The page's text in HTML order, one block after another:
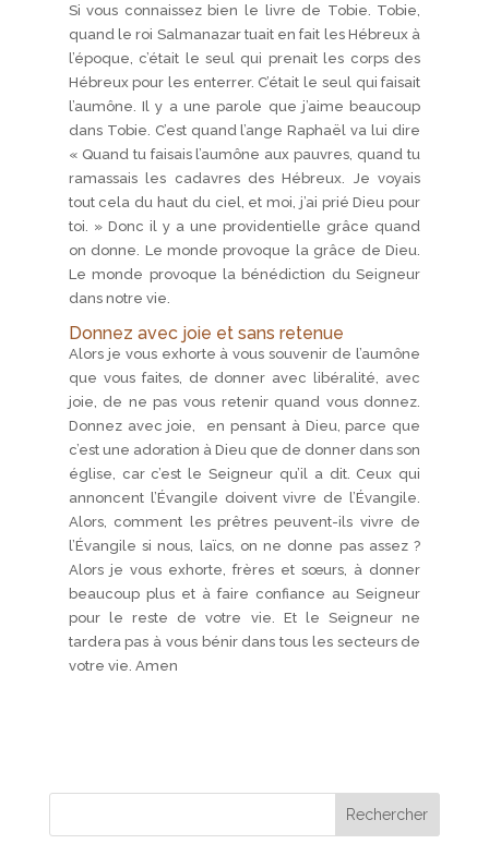
Si vous connaissez bien le livre de Tobie. Tobie,
quand le roi Salmanazar tuait en fait les Hébreux à
l’époque, c’était le seul qui prenait les corps des
Hébreux pour les enterrer. C’était le seul qui faisait
l’aumône. Il y a une parole que j’aime beaucoup
dans Tobie. C’est quand l’ange Raphaël va lui dire
« Quand tu faisais l’aumône aux pauvres, quand tu
ramassais les cadavres des Hébreux. Je voyais
tout cela du haut du ciel, et moi, j’ai prié Dieu pour
toi. » Donc il y a une providentielle grâce quand
on donne. Le monde provoque la grâce de Dieu.
Le monde provoque la bénédiction du Seigneur
dans notre vie.
Donnez avec joie et sans retenue
Alors je vous exhorte à vous souvenir de l’aumône
que vous faites, de donner avec libéralité, avec
joie, de ne pas vous retenir quand vous donnez.
Donnez avec joie, en pensant à Dieu, parce que
c’est une adoration à Dieu que de donner dans son
église, car c’est le Seigneur qu’il a dit. Ceux qui
annoncent l’Évangile doivent vivre de l’Évangile.
Alors, comment les prêtres peuvent-ils vivre de
l’Évangile si nous, laïcs, on ne donne pas assez ?
Alors je vous exhorte, frères et sœurs, à donner
beaucoup plus et à faire confiance au Seigneur
pour le reste de votre vie. Et le Seigneur ne
tardera pas à vous bénir dans tous les secteurs de
votre vie. Amen
Rechercher